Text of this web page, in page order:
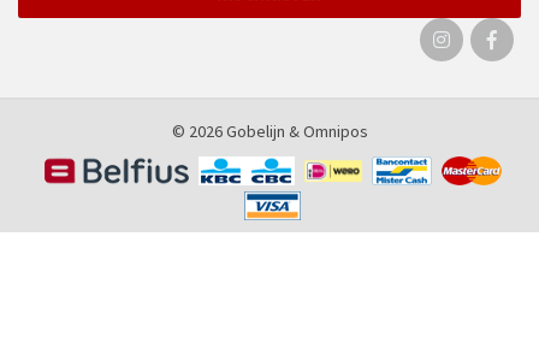
© 2026 Gobelijn &Omnipos